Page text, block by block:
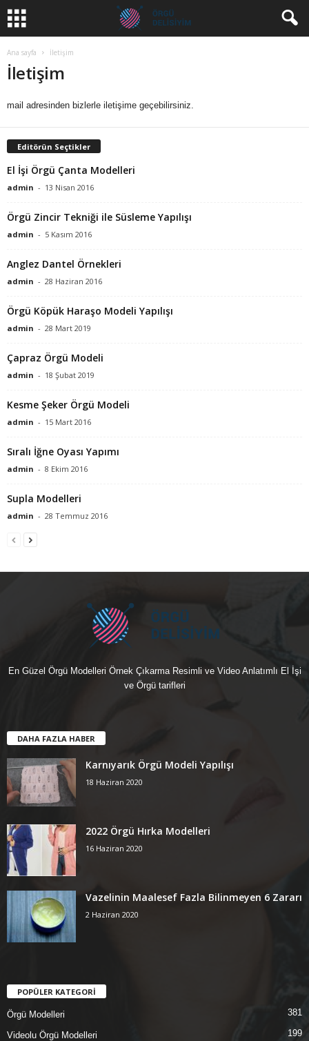
Ana sayfa İletişim
İletişim
mail adresinden bizlerle iletişime geçebilirsiniz.
Editörün Seçtikler
El İşi Örgü Çanta Modelleri
admin - 13 Nisan 2016
Örgü Zincir Tekniği ile Süsleme Yapılışı
admin - 5 Kasım 2016
Anglez Dantel Örnekleri
admin - 28 Haziran 2016
Örgü Köpük Haraşo Modeli Yapılışı
admin - 28 Mart 2019
Çapraz Örgü Modeli
admin - 18 Şubat 2019
Kesme Şeker Örgü Modeli
admin - 15 Mart 2016
Sıralı İğne Oyası Yapımı
admin - 8 Ekim 2016
Supla Modelleri
admin - 28 Temmuz 2016
En Güzel Örgü Modelleri Örnek Çıkarma Resimli ve Video Anlatımlı El İşi
ve Örgü tarifleri
DAHA FAZLA HABER
Karnıyarık Örgü Modeli Yapılışı
18 Haziran 2020
2022 Örgü Hırka Modelleri
16 Haziran 2020
Vazelinin Maalesef Fazla Bilinmeyen 6 Zararı
2 Haziran 2020
POPÜLER KATEGORİ
Örgü Modelleri 381
Videolu Örgü Modelleri 199